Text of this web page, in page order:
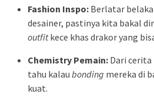
Fashion Inspo: Berlatar
desainer, pastinya kita bakal
outfitkece khas drakor yang
Chemistry Pemain: Dari cerita
tahu kalau bonding mereka di
kuat.